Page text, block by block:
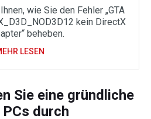
wie Sie den Fehler „GTA
kein DirectX
beheben.
LESEN
Sie eine gründliche
durch